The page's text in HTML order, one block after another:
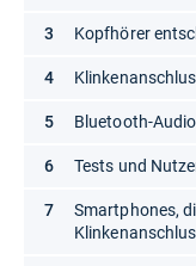
Kopfhörer
Bluetooth-
Tests und
Smartphones,